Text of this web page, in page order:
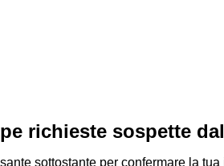
richieste sospette
sottostante per confermare la